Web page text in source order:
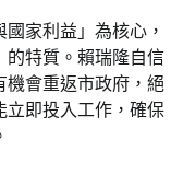
家利益」為核心，
的特質。賴瑞隆自信
會重返市政府，絕
即投入工作，確保